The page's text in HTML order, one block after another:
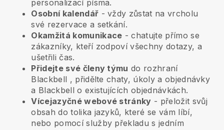
personalizací písma.
Osobní kalendář - vždy zůstat na vrcholu
své rezervace a setkání.
Okamžitá komunikace - chatujte přímo se
zákazníky, kteří zodpoví všechny dotazy, a
ušetřili čas.
Přidejte své členy týmu do rozhraní
Blackbell , přidělte chaty, úkoly a objednávky
a Blackbell o existujících objednávkách.
Vícejazyčné webové stránky - přeložit svůj
obsah do tolika jazyků, které se vám líbí,
nebo pomocí služby překladu s jedním